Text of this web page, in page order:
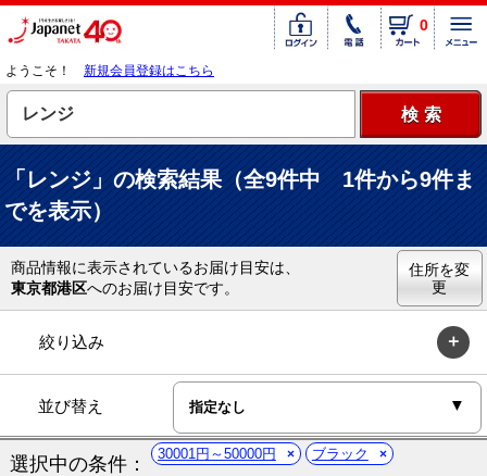
0
ようこそ！ 新規会員登録はこちら
「レンジ」の検索結果（全9件中 1件から9件ま
でを表示）
商品情報に表示されているお届け目安は、
東京都港区へのお届け目安です。
住所を変
更
絞り込み
並び替え
選択中の条件： 30001円～50000円 ブラック